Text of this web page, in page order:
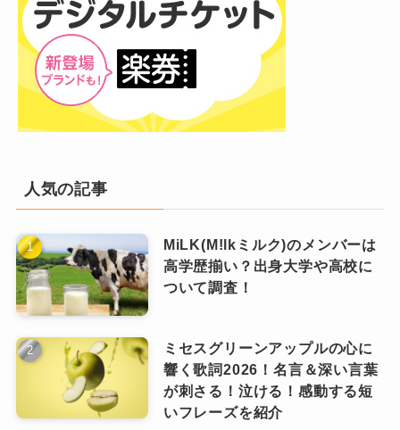
JO1ファンクラブJAMの入会特典とメ
リット！
続いてJO1のファンクラブの入会特典をご紹介し
【TICKET】チケット先行予約
ファンクラブ限定のチケット先行予約に応募す
ることができます
。
ただ、先行に参加するには条件があるようで
JO1ファンクラブの退会方法
ファンクラブの退会方法はこちら。
・MY PAGEの「退会手続き」から手続き
を進める。
JO1のファンクラブの情報を調べていると、退会
退会手続き後もメールが届いたり、ログインで
きてしまうことがあるようです。
公式によると、手続きをした翌月月初〜中旬頃
人気の記事
MiLK(M!lkミルク)のメンバーは
高学歴揃い？出身大学や高校に
ついて調査！
ミセスグリーンアップルの心に
響く歌詞2026！名言＆深い言葉
が刺さる！泣ける！感動する短
いフレーズを紹介